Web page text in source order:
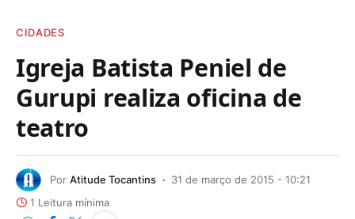
CIDADES
Igreja Batista Peniel de
Gurupi realiza oficina de
teatro
Por Atitude Tocantins
31 de março de 2015 - 10:21
1 Leitura mínima